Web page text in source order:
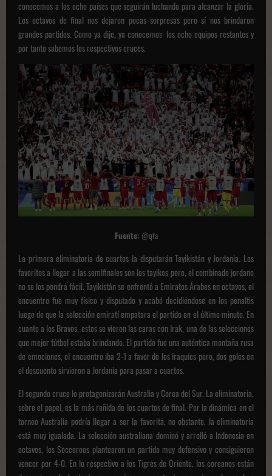
conocemos a los ocho países que seguirán luchando para alcanzar la gloria.
Los octavos de final nos dejaron pocas sorpresas pero sí nos brindaron
grandes partidos. Como ya dije, ya conocemos los ocho equipos restantes y
por tanto sabemos los respectivos cruces.
Fuente: @qfa
La primera eliminatoria de cuartos la disputarán Tayikistán y Jordania. Los
favoritos a llegar a las semifinales son los tayikos pero, el combinado jordano
no se los pondrá fácil. Tayikistán se enfrentó a Emiratos Árabes en octavos, el
encuentro fue muy físico y disputado y acabó decidiéndose en los penaltis
luego de que la selección emiratí empatara el partido en el último minuto. En
cuanto a los Bravos, estos se vieron las caras con Irak, una de las selecciones
que mejor fútbol estaba brindando. El partido fue una auténtica montaña rusa
de emociones, el encuentro iba 2-1 a favor de los iraquíes pero, dos goles en
el descuento sirvieron a Jordania para pasar a cuartos.
El segundo cruce lo protagonizarán Australia y Corea del Sur. La eliminatoria,
sobre el papel, es la más reñida de los cuartos de final. Por la dinámica en el
torneo Australia podría llegar a ser la favorita, no obstante, la eliminatoria
está muy igualada. La selección australiana dominó y arrolló a Indonesia en
octavos, los Socceroos plantearon un partido muy defensivo y consiguieron
vencer por 4-0. En lo respectivo a los Tigres de Oriente, los coreanos están